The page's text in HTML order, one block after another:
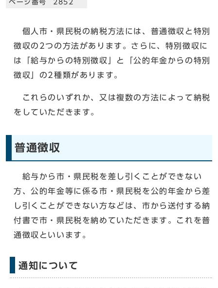
ページ番号 2852
個人市・県民税の納税方法には、普通徴収と特別
徴収の2つの方法があります。さらに、特別徴収に
は「給与からの特別徴収」と「公的年金からの特別
徴収」の2種類があります。
これらのいずれか、又は複数の方法によって納税
をしていただきます。
普通徴収
給与から市・県民税を差し引くことができない
方、公的年金等に係る市・県民税を公的年金から差
し引くことができない方などは、市から送付する納
付書で市・県民税を納めていただきます。これを普
通徴収といいます。
通知について